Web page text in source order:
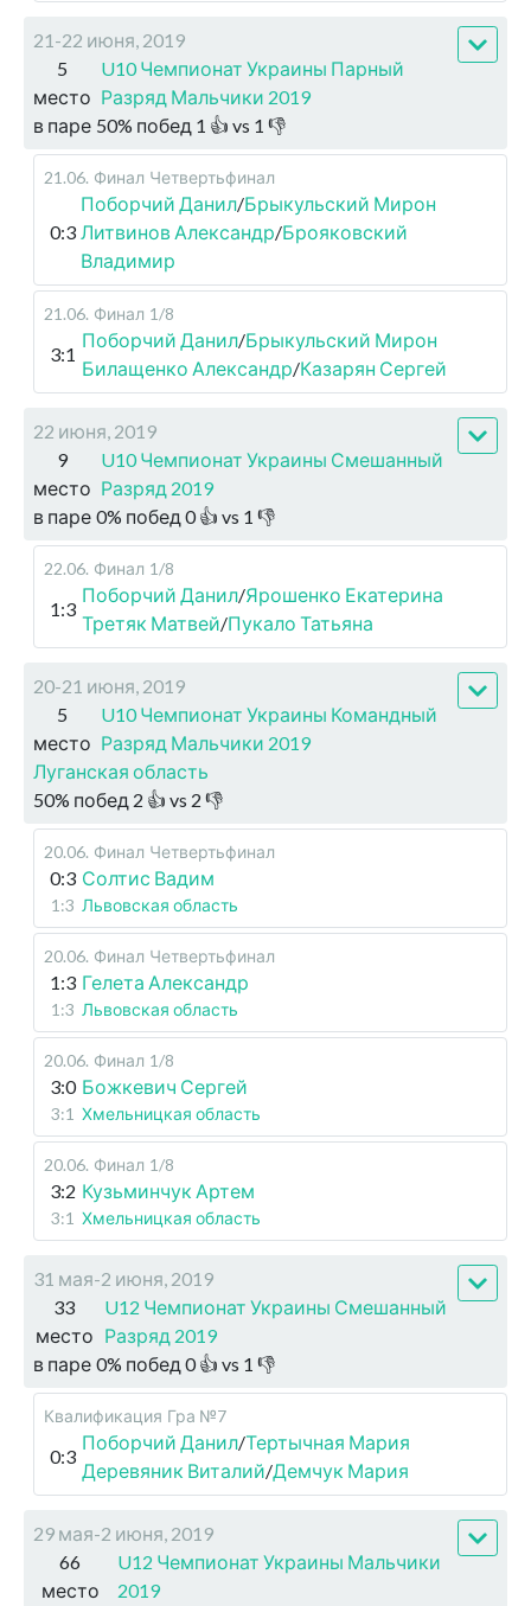
21-22 июня, 2019
5
место
U10 Чемпионат Украины Парный
Разряд Мальчики 2019
в паре 50% побед 1 👍 vs 1 👎
21.06. Финал Четвертьфинал
0:3
Поборчий Данил/Брыкульский Мирон
Литвинов Александр/Брояковский
Владимир
21.06. Финал 1/8
3:1
Поборчий Данил/Брыкульский Мирон
Билащенко Александр/Казарян Сергей
22 июня, 2019
9
место
U10 Чемпионат Украины Смешанный
Разряд 2019
в паре 0% побед 0👍 vs 1 👎
22.06. Финал 1/8
1:3
Поборчий Данил/Ярошенко Екатерина
Третяк Матвей/Пукало Татьяна
20-21 июня, 2019
5
место
U10 Чемпионат Украины Командный
Разряд Мальчики 2019
Луганская область
50% побед 2 👍 vs 2 👎
20.06. Финал Четвертьфинал
0:3 Солтис Вадим
1:3 Львовская область
20.06. Финал Четвертьфинал
1:3 Гелета Александр
1:3 Львовская область
20.06. Финал 1/8
3:0 Божкевич Сергей
3:1 Хмельницкая область
20.06. Финал 1/8
3:2 Кузьминчук Артем
3:1 Хмельницкая область
31 мая-2 июня, 2019
33
место
U12 Чемпионат Украины Смешанный
Разряд 2019
в паре 0% побед 0👍 vs 1 👎
Квалификация Гра №7
0:3
Поборчий Данил/Тертычная Мария
Деревяник Виталий/Демчук Мария
29 мая-2 июня, 2019
66
место
U12 Чемпионат Украины Мальчики
2019